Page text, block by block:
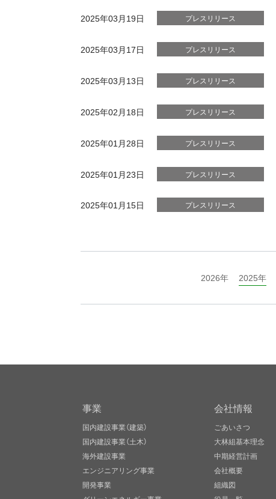
2025年03月19日 プレスリリース
2025年03月17日 プレスリリース
2025年03月13日 プレスリリース
2025年02月18日 プレスリリース
2025年01月28日 プレスリリース
2025年01月23日 プレスリリース
2025年01月15日 プレスリリース
2026年 2025年
事業
国内建設事業（建築）
国内建設事業（土木）
海外建設事業
エンジニアリング事業
開発事業
会社情報
ごあいさつ
大林組基本理念
中期経営計画
会社概要
組織図